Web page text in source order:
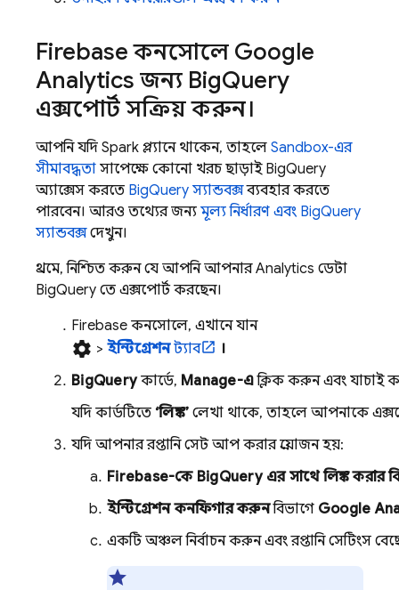
Firebase কনসোলে Google
Analytics জন্য BigQuery
এক্সপোর্ট সক্রিয় করুন।
আপনি যদি Spark প্ল্যানে থাকেন, তাহলে Sandbox-এর
সীমাবদ্ধতা সাপেক্ষে কোনো খরচ ছাড়াই BigQuery
অ্যাক্সেস করতে BigQuery স্যান্ডবক্সব্যবহার করতে
পারবেন। আরও তথ্যের জন্য মূল্য নির্ধারণ এবং BigQuery
স্যান্ডবক্সদেখুন।
প্রথমে, নিশ্চিত করুন যে আপনি আপনারAnalytics ডেটা
BigQuery তে এক্সপোর্ট করছেন।
Firebase কনসোলে, এখানে যান
settings > ইন্টিগ্রেশনট্যাব
।
BigQueryকার্ডে, Manage-এক্লিক করুন এবং যাচাই
যদি কার্ডটিতে ‘লিঙ্ক’ লেখা থাকে, তাহলে আপনাকে
যদি আপনার রপ্তানি সেট আপ করার প্রয়োজন হয়:
Firebase-কে BigQueryএর সাথে লিঙ্ক করার
ইন্টিগ্রেশন কনফিগার করুনবিভাগে Google
একটি অঞ্চল নির্বাচন করুন এবং রপ্তানি সেটিংস